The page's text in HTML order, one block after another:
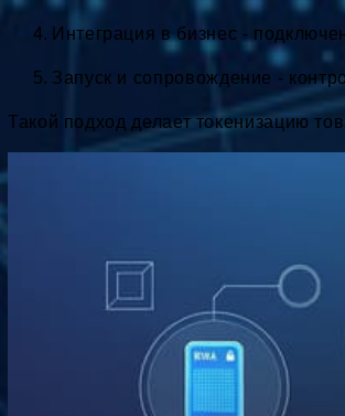
Интеграция в бизнес -
Запуск и сопровождение -
Такой подход делает токенизацию